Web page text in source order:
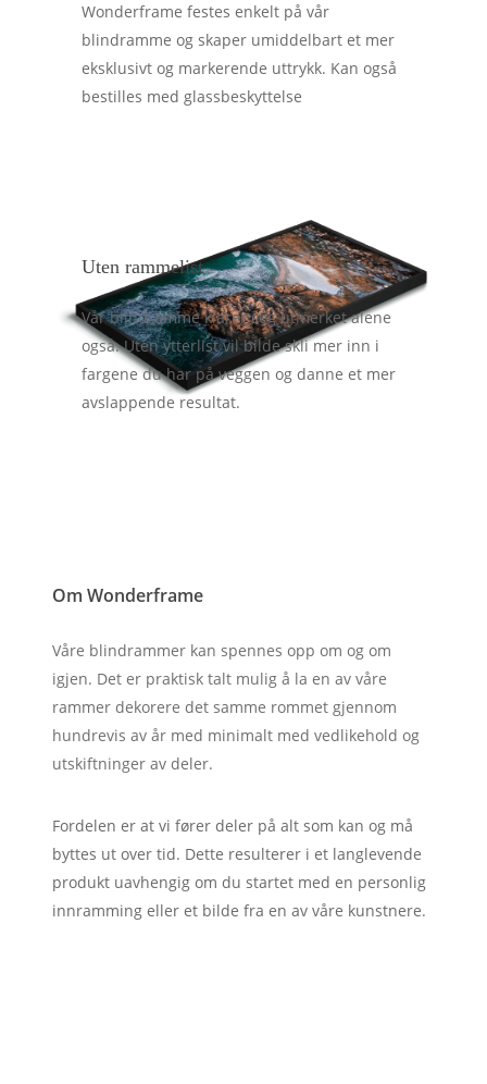
Wonderframe festes enkelt på vår
blindramme og skaper umiddelbart et mer
eksklusivt og markerende uttrykk. Kan også
bestilles med glassbeskyttelse
Uten rammelist
Vår blindramme klarer seg utmerket alene
også. Uten ytterlist vil bilde skli mer inn i
fargene du har på veggen og danne et mer
avslappende resultat.
Om Wonderframe
Våre blindrammer kan spennes opp om og om
igjen. Det er praktisk talt mulig å la en av våre
rammer dekorere det samme rommet gjennom
hundrevis av år med minimalt med vedlikehold og
utskiftninger av deler.
Fordelen er at vi fører deler på alt som kan og må
byttes ut over tid. Dette resulterer i et langlevende
produkt uavhengig om du startet med en personlig
innramming eller et bilde fra en av våre kunstnere.